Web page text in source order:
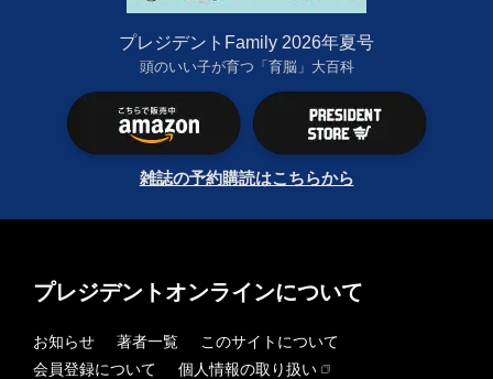
プレジデントFamily 2026年夏号
頭のいい子が育つ「育脳」大百科
雑誌の予約購読はこちらから
プレジデントオンラインについて
お知らせ 著者一覧
このサイトについて
会員登録について
個人情報の取り扱い